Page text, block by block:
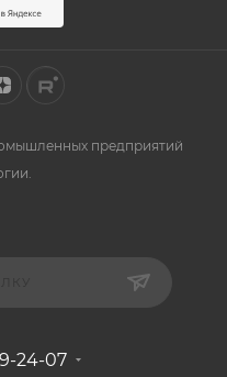
предприятий
24-07